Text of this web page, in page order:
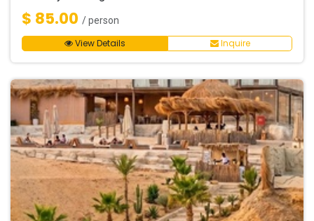
$ 85.00 / person
View Details Inquire